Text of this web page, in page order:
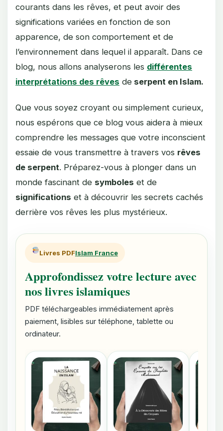
courants dans les rêves, et peut avoir des
significations variées en fonction de son
apparence, de son comportement et de
l’environnement dans lequel il apparaît. Dans ce
blog, nous allons analyserons les différentes
interprétations des rêves de serpent en Islam.
Que vous soyez croyant ou simplement curieux,
nous espérons que ce blog vous aidera à mieux
comprendre les messages que votre inconscient
essaie de vous transmettre à travers vos rêves
de serpent. Préparez-vous à plonger dans un
monde fascinant de symboles et de
significations et à découvrir les secrets cachés
derrière vos rêves les plus mystérieux.
Livres PDFIslam France
Approfondissez votre lecture avec
nos livres islamiques
PDF téléchargeables immédiatement après
paiement, lisibles sur téléphone, tablette ou
ordinateur.